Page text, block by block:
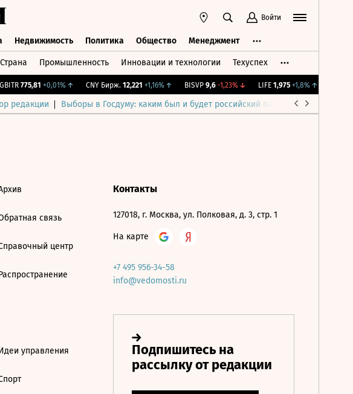
Войти
Недвижимость Политика Общество Менеджмент
Страна Промышленность Инновации и технологии Техуспех
775,81 +0,01%↑ CNY Бирж. 12,221 +1,16%↑ BISVP 9,6 -1,23%↓ LIFE 1,975 +1,8%↑
редакции Выборы в Госдуму: каким был и будет российский парламент
связь
центр
управления
Контакты
127018, г. Москва, ул. Полковая, д. 3, стр. 1
На карте
+7 495 956-34-58
info@vedomosti.ru